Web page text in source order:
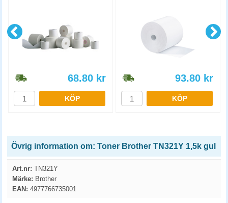
68.80 kr
KÖP
93.80 kr
KÖP
Övrig information om: Toner Brother TN321Y 1,5k gul
Art.nr: TN321Y
Märke: Brother
EAN: 4977766735001